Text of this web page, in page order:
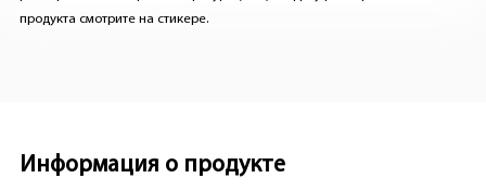
продукта смотрите на стикере.
Информация о продукте